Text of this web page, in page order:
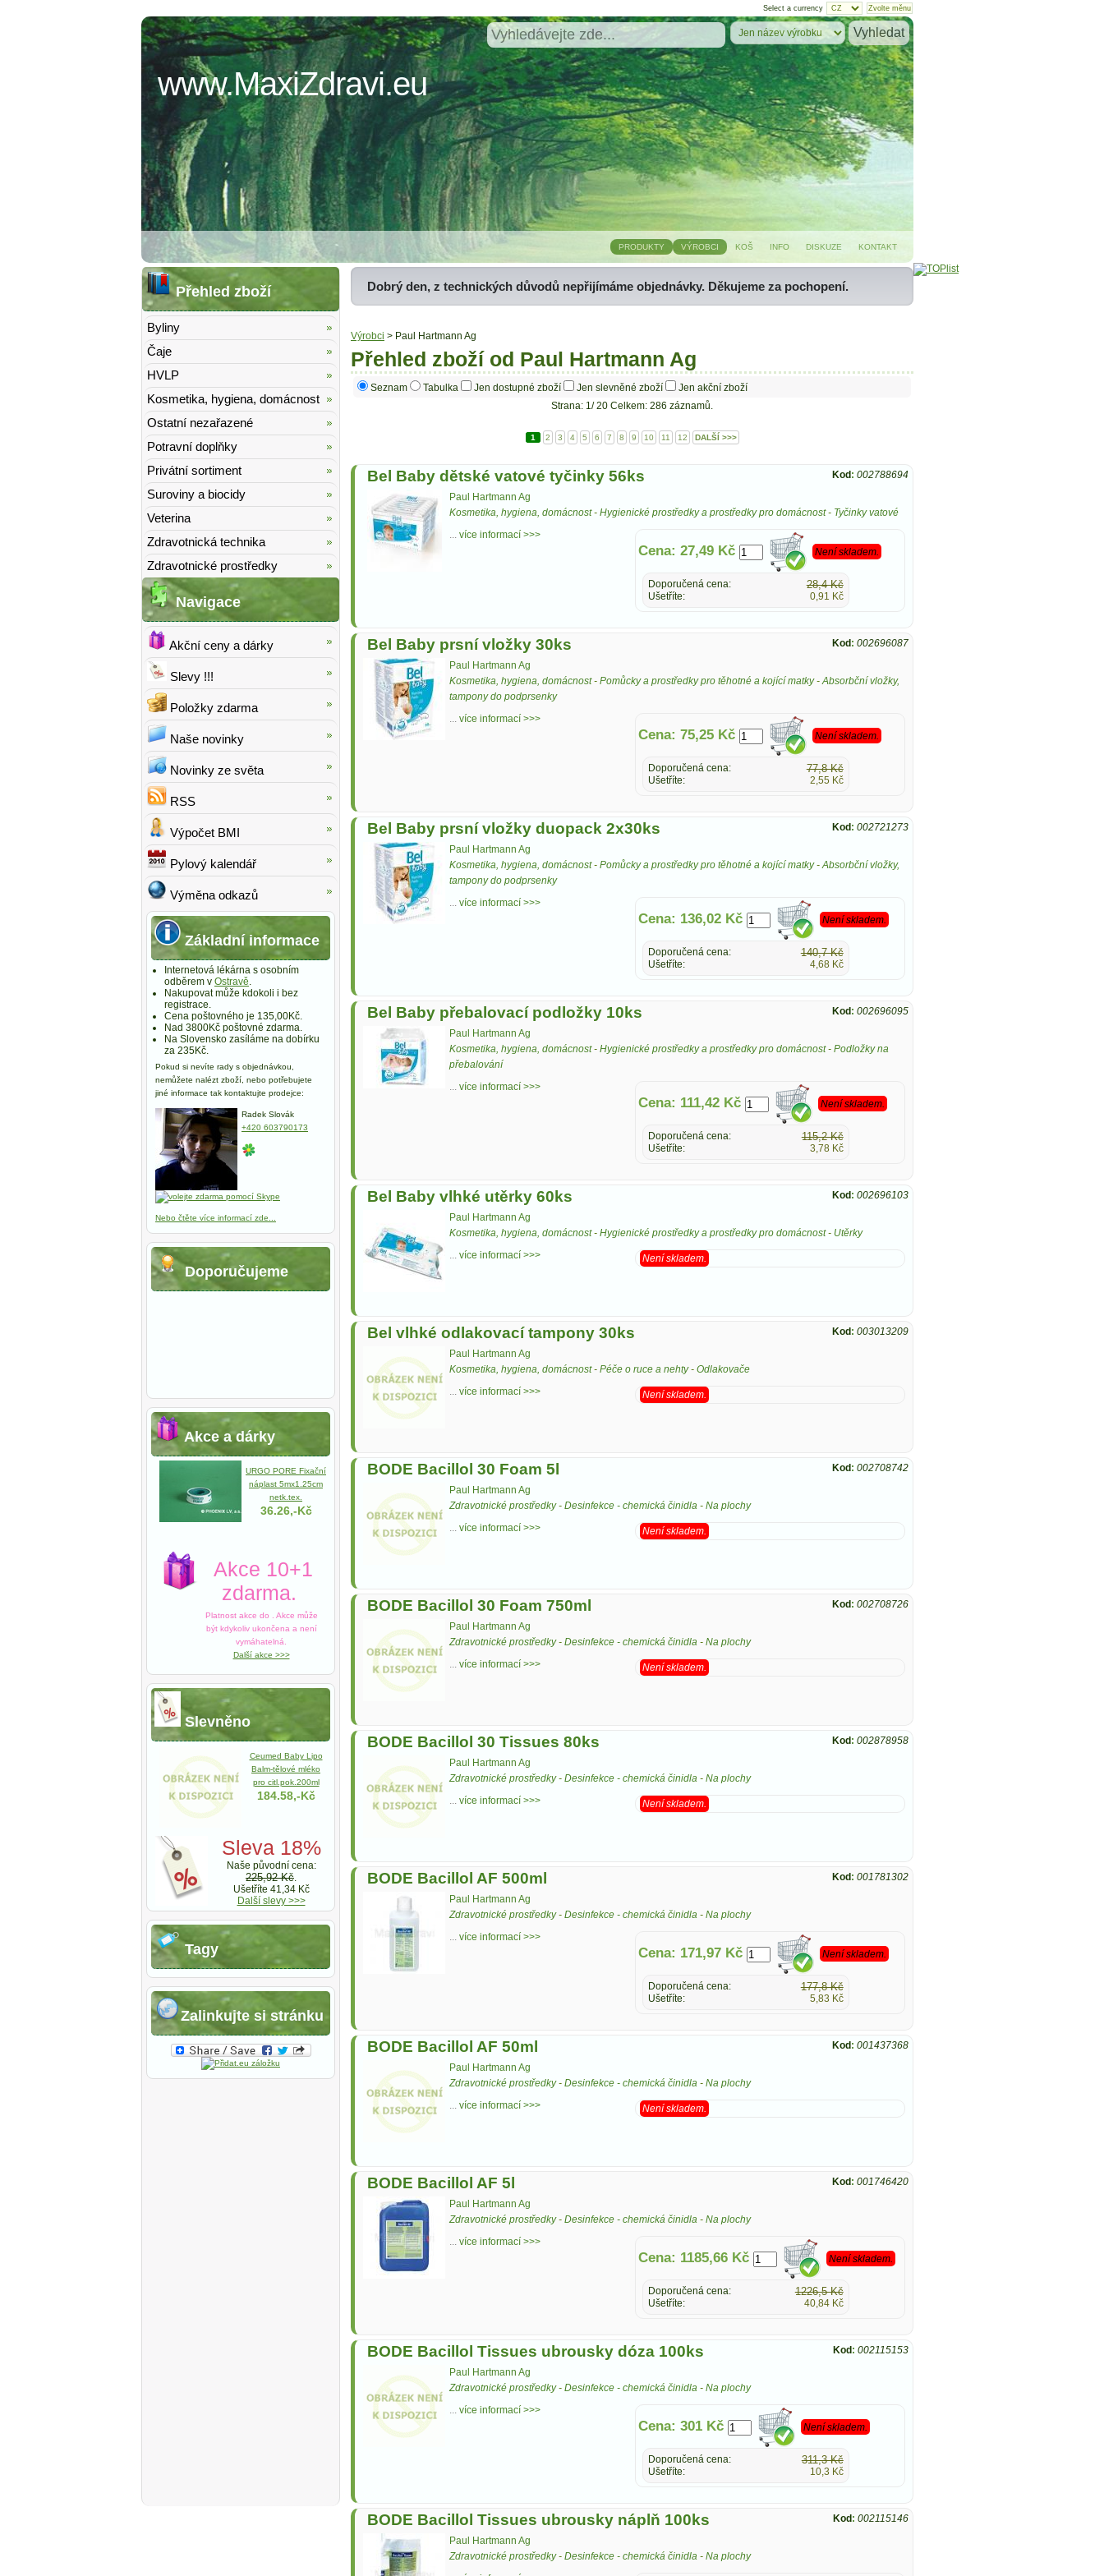
Select a currency
www.MaxiZdravi.eu
PRODUKTY VÝROBCI KOŠ INFO DISKUZE KONTAKT
Dobrý den, z technických důvodů nepřijímáme objednávky. Děkujeme za pochopení.
Výrobci > Paul Hartmann Ag
Přehled zboží od Paul Hartmann Ag
Seznam Tabulka Jen dostupné zboží Jen slevněné zboží
Jen akční zboží
Strana: 1/ 20 Celkem: 286 záznamů.
1 2 3 4 5 6 7 8 9 10 11 12 DALŠÍ >>>
Kod : 002788694
Bel Baby dětské vatové tyčinky 56ks
Paul Hartmann Ag
Kosmetika, hygiena, domácnost- Hygienické prostředky a prostředky pro domácnost- Tyčinky vatové
... více informací >>>
Cena: 27,49 Kč Není skladem.
Doporučená cena: 28,4 Kč
Ušetříte: 0,91 Kč
Kod : 002696087
Bel Baby prsní vložky 30ks
Paul Hartmann Ag
Kosmetika, hygiena, domácnost- Pomůcky a prostředky pro těhotné a kojící matky-Absorbční vložky,
tampony do podprsenky
... více informací >>>
Cena: 75,25 Kč Není skladem.
Doporučená cena: 77,8 Kč
Ušetříte: 2,55 Kč
Kod : 002721273
Bel Baby prsní vložky duopack 2x30ks
Paul Hartmann Ag
Kosmetika, hygiena, domácnost- Pomůcky a prostředky pro těhotné a kojící matky-Absorbční vložky,
tampony do podprsenky
... více informací >>>
Cena: 136,02 Kč Není skladem.
Doporučená cena: 140,7 Kč
Ušetříte: 4,68 Kč
Kod : 002696095
Bel Baby přebalovací podložky 10ks
Paul Hartmann Ag
Kosmetika, hygiena, domácnost- Hygienické prostředky a prostředky pro domácnost- Podložky na
přebalování
... více informací >>>
Cena: 111,42 Kč Není skladem.
Doporučená cena: 115,2 Kč
Ušetříte: 3,78 Kč
Kod : 002696103
Bel Baby vlhké utěrky 60ks
Paul Hartmann Ag
Kosmetika, hygiena, domácnost- Hygienické prostředky a prostředky pro domácnost- Utěrky
... více informací >>> Není skladem.
Kod : 003013209
Bel vlhké odlakovací tampony 30ks
Paul Hartmann Ag
Kosmetika, hygiena, domácnost- Péče o ruce a nehty- Odlakovače
... více informací >>> Není skladem.
Kod : 002708742
BODE Bacillol 30 Foam 5l
Paul Hartmann Ag
Zdravotnické prostředky- Desinfekce - chemická činidla - Na plochy
... více informací >>> Není skladem.
Kod : 002708726
BODE Bacillol 30 Foam 750ml
Paul Hartmann Ag
Zdravotnické prostředky- Desinfekce - chemická činidla - Na plochy
... více informací >>> Není skladem.
Kod : 002878958
BODE Bacillol 30 Tissues 80ks
Paul Hartmann Ag
Zdravotnické prostředky- Desinfekce - chemická činidla - Na plochy
... více informací >>> Není skladem.
Kod : 001781302
BODE Bacillol AF 500ml
Paul Hartmann Ag
Zdravotnické prostředky- Desinfekce - chemická činidla - Na plochy
... více informací >>>
Cena: 171,97 Kč Není skladem.
Doporučená cena: 177,8 Kč
Ušetříte: 5,83 Kč
Kod : 001437368
BODE Bacillol AF 50ml
Paul Hartmann Ag
Zdravotnické prostředky- Desinfekce - chemická činidla - Na plochy
... více informací >>> Není skladem.
Kod : 001746420
BODE Bacillol AF 5l
Paul Hartmann Ag
Zdravotnické prostředky- Desinfekce - chemická činidla - Na plochy
... více informací >>>
Cena: 1185,66 Kč Není skladem.
Doporučená cena: 1226,5 Kč
Ušetříte: 40,84 Kč
Kod : 002115153
BODE Bacillol Tissues ubrousky dóza 100ks
Paul Hartmann Ag
Zdravotnické prostředky- Desinfekce - chemická činidla - Na plochy
... více informací >>>
Cena: 301 Kč Není skladem.
Doporučená cena: 311,3 Kč
Ušetříte: 10,3 Kč
Kod : 002115146
BODE Bacillol Tissues ubrousky náplň 100ks
Paul Hartmann Ag
Zdravotnické prostředky- Desinfekce - chemická činidla - Na plochy
Přehled zboží
Byliny
Čaje
HVLP
Kosmetika, hygiena, domácnost
Ostatní nezařazené
Potravní doplňky
Privátní sortiment
Suroviny a biocidy
Veterina
Zdravotnická technika
Zdravotnické prostředky
Navigace
Akční ceny a dárky
Slevy !!!
Položky zdarma
Naše novinky
Novinky ze světa
RSS
Výpočet BMI
Pylový kalendář
Výměna odkazů
Základní informace
Internetová lékárna s osobním
odběrem v Ostravě.
Nakupovat může kdokoli i bez
registrace.
Cena poštovného je 135,00Kč.
Nad 3800Kč poštovné zdarma.
Na Slovensko zasíláme na dobírku
za 235Kč.
Pokud si nevíte rady s objednávkou,
nemůžete nalézt zboží, nebo potřebujete
jiné informace tak kontaktujte prodejce:
Radek Slovák
+420 603790173
Nebo čtěte více informací zde...
Doporučujeme
Akce a dárky
URGO PORE Fixační
náplast 5mx1.25cm
netk.tex.
36.26,-Kč
Akce 10+1
zdarma.
Platnost akce do
. Akce může
být kdykoliv ukončena a není
vymáhatelná.
Další akce >>>
Slevněno
Ceumed Baby Lipo
Balm-tělové mléko
pro citl.pok.200ml
184.58,-Kč
Sleva 18%
Naše původní cena:
225,92 Kč.
Ušetříte 41,34 Kč
Další slevy >>>
Tagy
Zalinkujte si stránku